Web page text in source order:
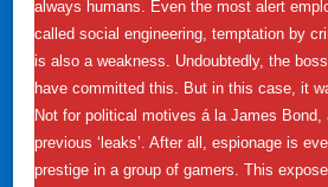
always humans. Even the most alert
called social engineering, temptation by
is also a weakness. Undoubtedly, the
have committed this. But in this case, it
Not for political motives á la James
previous ‘leaks’. After all, espionage is
prestige in a group of gamers. This